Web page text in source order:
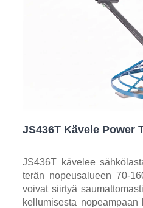
JS436T Kävele Power
JS436T kävelee
terän nopeusalueen 70-
voivat siirtyä
kellumisesta